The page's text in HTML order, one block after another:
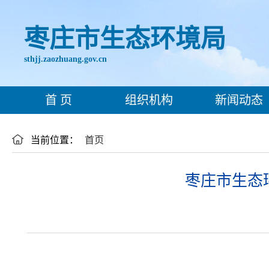
枣庄市生态环境局
sthjj.zaozhuang.gov.cn
首 页 组织机构 新闻动态
当前位置： 首页
枣庄市生态